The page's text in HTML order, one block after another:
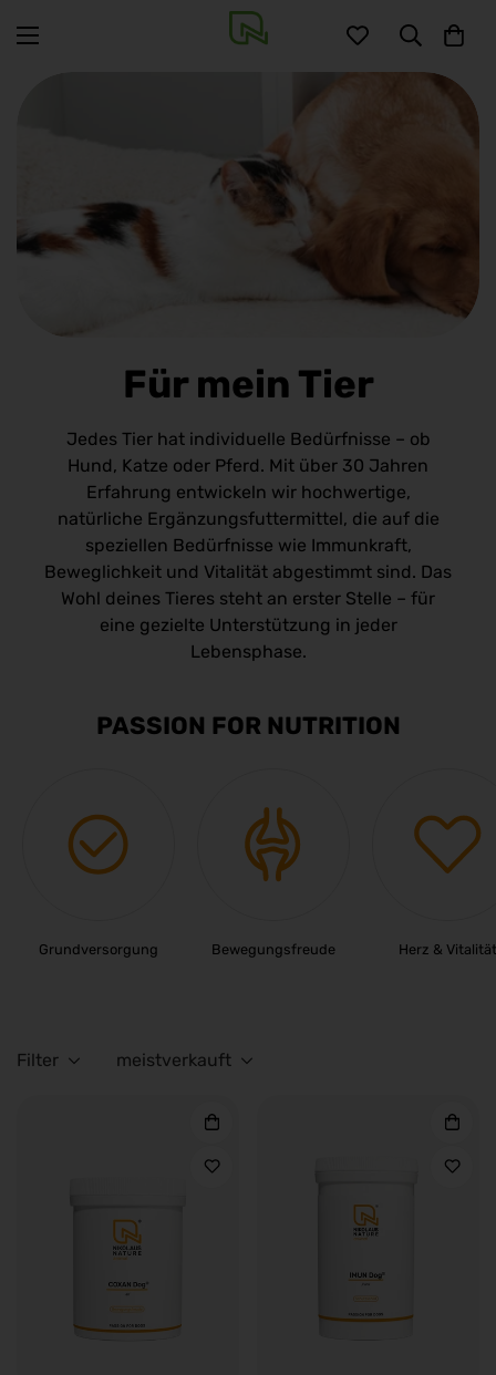
Für mein Tier
Jedes Tier hat individuelle Bedürfnisse – ob
Hund, Katze oder Pferd. Mit über 30 Jahren
Erfahrung entwickeln wir hochwertige,
natürliche Ergänzungsfuttermittel, die auf die
speziellen Bedürfnisse wie Immunkraft,
Beweglichkeit und Vitalität abgestimmt sind. Das
Wohl deines Tieres steht an erster Stelle – für
eine gezielte Unterstützung in jeder
Lebensphase.
PASSION FOR NUTRITION
Grundversorgung Bewegungsfreude Herz &
Filter meistverkauft